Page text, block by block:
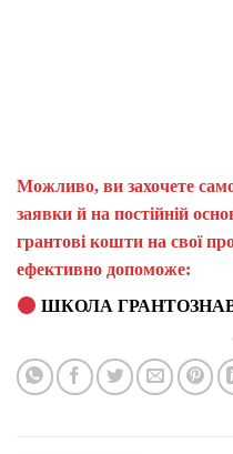
Можливо, ви захочете
заявки й на постійній
грантові кошти на свої
ефективно допоможе:
ШКОЛА